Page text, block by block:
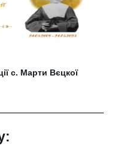
с. Марти Вєцкої